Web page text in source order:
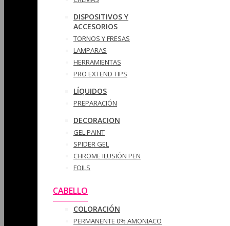
DISPOSITIVOS Y
ACCESORIOS
TORNOS Y FRESAS
LAMPARAS
HERRAMIENTAS
PRO EXTEND TIPS
LÍQUIDOS
PREPARACIÓN
DECORACION
GEL PAINT
SPIDER GEL
CHROME ILUSIÓN PEN
FOILS
CABELLO
COLORACIÓN
PERMANENTE 0% AMONIACO